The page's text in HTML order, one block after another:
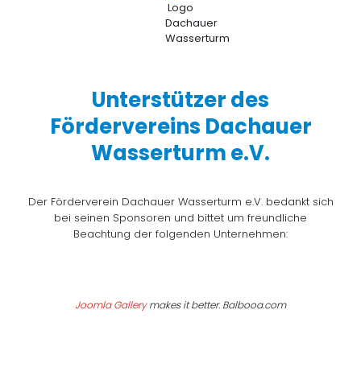
Unterstützer des
Fördervereins Dachauer
Wasserturm e.V.
Der Förderverein Dachauer Wasserturm e.V. bedankt sich
bei seinen Sponsoren und bittet um freundliche
Beachtung der folgenden Unternehmen:
Joomla Gallerymakes it better. Balbooa.com